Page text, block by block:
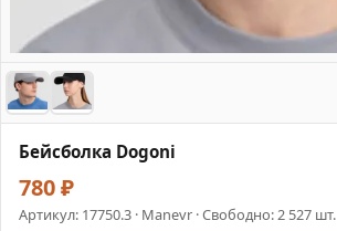
Бейсболка Dogoni
780 ₽
Артикул: 17750.3 · Manevr · Свободно: 2 527 шт.